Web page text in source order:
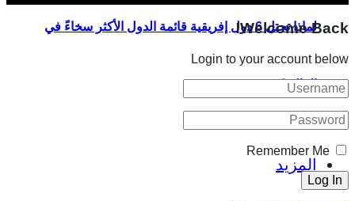
لماذا تحتل 6 دول إفريقية قائمة الدول الأكثر سخاءً في
العالم؟
المزيد
Welcome Back!
Login to your account below
Remember Me